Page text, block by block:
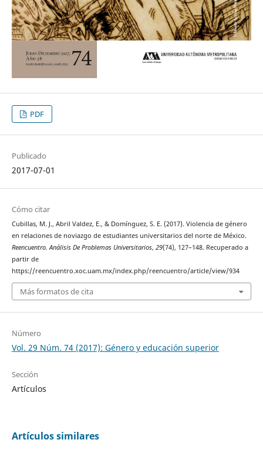
PDF
Publicado
2017-07-01
Cómo citar
Cubillas, M. J., Abril Valdez, E., & Domínguez, S. E. (2017). Violencia de género
en relaciones de noviazgo de estudiantes universitarios del norte de México.
Reencuentro. Análisis De Problemas Universitarios, 29(74), 127–148. Recuperado a
partir de
https://reencuentro.xoc.uam.mx/index.php/reencuentro/article/view/934
Más formatos de cita
Número
Vol. 29 Núm. 74 (2017): Género y educación superior
Sección
Artículos
Artículos similares